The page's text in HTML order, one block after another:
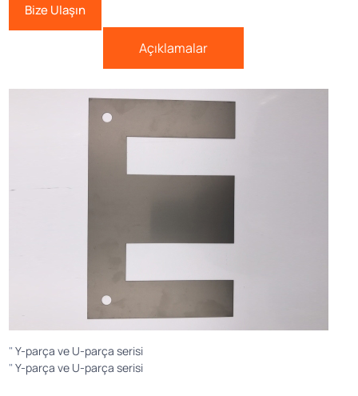
Bize Ulaşın
Açıklamalar
"Y-parça ve U-parça serisi
"Y-parça ve U-parça serisi